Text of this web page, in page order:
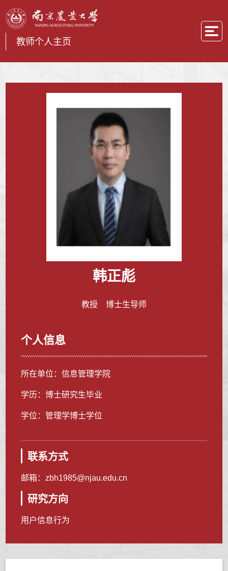
教师个人主页
韩正彪
教授 博士生导师
个人信息
所在单位：信息管理学院
学历：博士研究生毕业
学位：管理学博士学位
联系方式
邮箱： zbh1985@njau.edu.cn
研究方向
用户信息行为